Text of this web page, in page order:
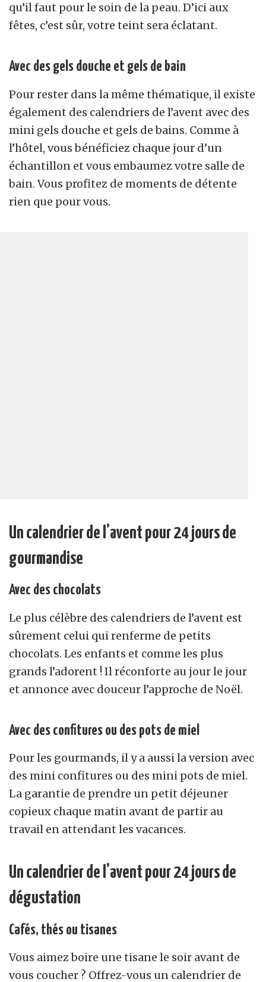
qu’il faut pour le soin de la peau. D’ici aux
fêtes, c’est sûr, votre teint sera éclatant.
Avec des gels douche et gels de bain
Pour rester dans la même thématique, il existe
également des calendriers de l’avent avec des
mini gels douche et gels de bains. Comme à
l’hôtel, vous bénéficiez chaque jour d’un
échantillon et vous embaumez votre salle de
bain. Vous profitez de moments de détente
rien que pour vous.
Un calendrier de l’avent pour 24 jours de
gourmandise
Avec des chocolats
Le plus célèbre des calendriers de l’avent est
sûrement celui qui renferme de petits
chocolats. Les enfants et comme les plus
grands l’adorent ! Il réconforte au jour le jour
et annonce avec douceur l’approche de Noël.
Avec des confitures ou des pots de miel
Pour les gourmands, il y a aussi la version avec
des mini confitures ou des mini pots de miel.
La garantie de prendre un petit déjeuner
copieux chaque matin avant de partir au
travail en attendant les vacances.
Un calendrier de l’avent pour 24 jours de
dégustation
Cafés, thés ou tisanes
Vous aimez boire une tisane le soir avant de
vous coucher ? Offrez-vous un calendrier de